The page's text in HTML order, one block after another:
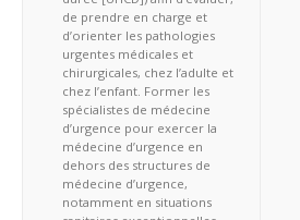
de prendre en charge et
d’orienter les pathologies
urgentes médicales et
chirurgicales, chez l’adulte et
chez l’enfant. Former les
spécialistes de médecine
d’urgence pour exercer la
médecine d’urgence en
dehors des structures de
médecine d’urgence,
notamment en situations